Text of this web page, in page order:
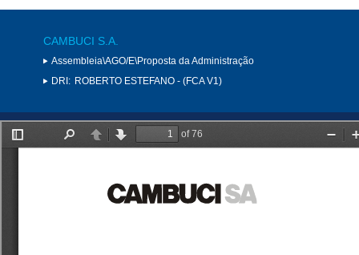
CAMBUCI S.A.
Assembleia\AGO/E\Proposta da Administração
DRI: ROBERTO ESTEFANO - (FCA V1)